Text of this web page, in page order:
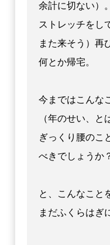
余計に切ない）。
ストレッチをし
また来そう）再
何とか帰宅。
今まではこんな
（年のせい、と
ぎっくり腰のこ
べきでしょうか
と、こんなこと
まだふくらはぎ